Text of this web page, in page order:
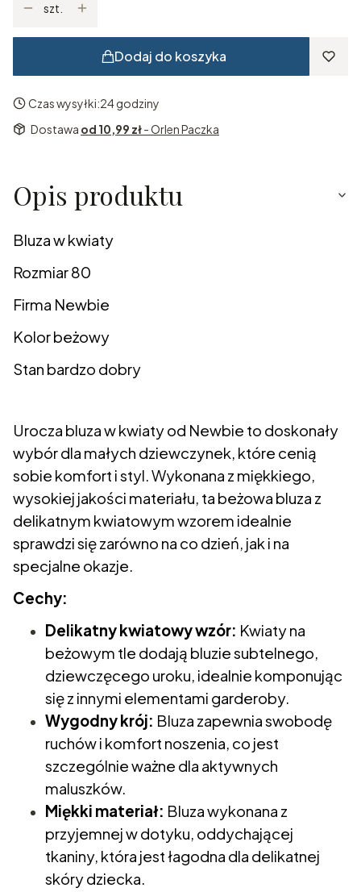
szt.
Dodaj do koszyka
Czas wysyłki:24 godziny
Dostawa od 10,99 zł- Orlen Paczka
Opis produktu
Bluza w kwiaty
Rozmiar 80
Firma Newbie
Kolor beżowy
Stan bardzo dobry
Urocza bluza w kwiaty od Newbie to doskonały
wybór dla małych dziewczynek, które cenią
sobie komfort i styl. Wykonana z miękkiego,
wysokiej jakości materiału, ta beżowa bluza z
delikatnym kwiatowym wzorem idealnie
sprawdzi się zarówno na co dzień, jak i na
specjalne okazje.
Cechy:
Delikatny kwiatowy wzór: Kwiaty na
beżowym tle dodają bluzie subtelnego,
dziewczęcego uroku, idealnie komponując
się z innymi elementami garderoby.
Wygodny krój: Bluza zapewnia swobodę
ruchów i komfort noszenia, co jest
szczególnie ważne dla aktywnych
maluszków.
Miękki materiał: Bluza wykonana z
przyjemnej w dotyku, oddychającej
tkaniny, która jest łagodna dla delikatnej
skóry dziecka.